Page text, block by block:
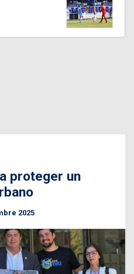
proteger un
2025